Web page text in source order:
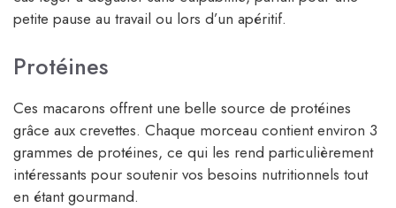
petite pause au travail ou lors d’un apéritif.
Protéines
Ces macarons offrent une belle source de protéines
grâce aux crevettes. Chaque morceau contient environ 3
grammes de protéines, ce qui les rend particulièrement
intéressants pour soutenir vos besoins nutritionnels tout
en étant gourmand.